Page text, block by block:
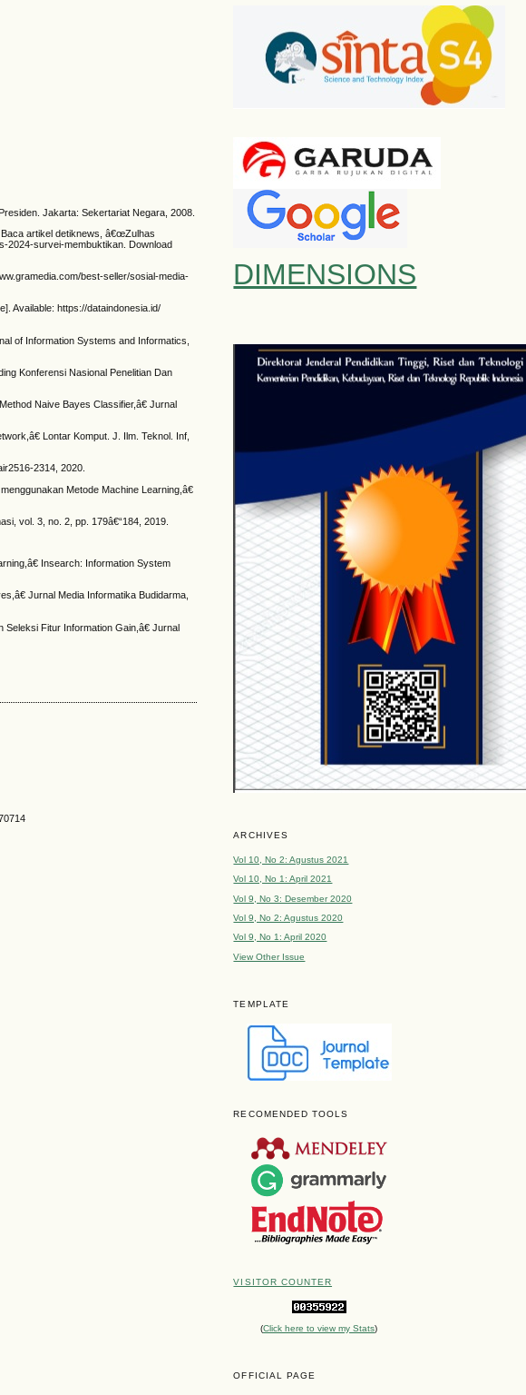
DIMENSIONS
ARCHIVES
Vol 10, No 2: Agustus 2021
Vol 10, No 1: April 2021
Vol 9, No 3: Desember 2020
Vol 9, No 2: Agustus 2020
Vol 9, No 1: April 2020
View Other Issue
TEMPLATE
RECOMENDED TOOLS
VISITOR COUNTER
(Click here to view my Stats)
OFFICIAL PAGE
Jakarta: Sekertariat Negara, 2008.
artikel detiknews, â€œZulhas
2024-survei-membuktikan. Download
best-seller/sosial-media-
Available: https://dataindonesia.id/
of Information Systems and Informatics,
Konferensi Nasional Penelitian Dan
Naive Bayes Classifier,â€ Jurnal
Lontar Komput. J. Ilm. Teknol. Inf,
2314, 2020.
Metode Machine Learning,â€
vol. 3, no. 2, pp. 179â€“184, 2019.
Insearch: Information System
Jurnal Media Informatika Budidarma,
Seleksi Fitur Information Gain,â€ Jurnal